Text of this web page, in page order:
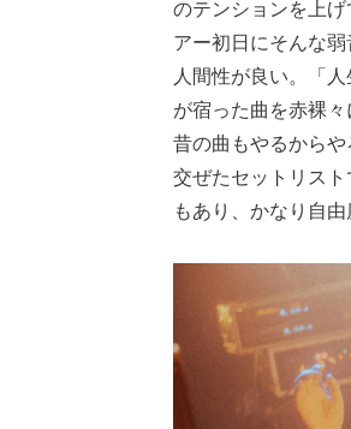
のテンションを上
アー初日にそんな
人間性が良い。「
が宿った曲を赤裸
昔の曲もやるから
交ぜたセットリス
もあり、かなり自由